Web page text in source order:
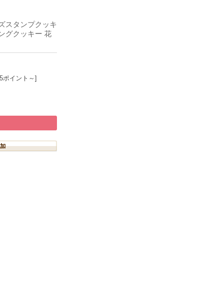
スタンプクッキ
グクッキー 花
ポイント～]